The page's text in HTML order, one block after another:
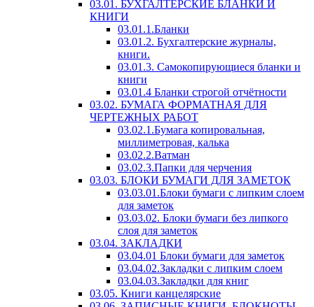
03.01. БУХГАЛТЕРСКИЕ БЛАНКИ И
КНИГИ
03.01.1.Бланки
03.01.2. Бухгалтерские журналы,
книги.
03.01.3. Самокопирующиеся бланки и
книги
03.01.4 Бланки строгой отчётности
03.02. БУМАГА ФОРМАТНАЯ ДЛЯ
ЧЕРТЕЖНЫХ РАБОТ
03.02.1.Бумага копировальная,
миллиметровая, калька
03.02.2.Ватман
03.02.3.Папки для черчения
03.03. БЛОКИ БУМАГИ ДЛЯ ЗАМЕТОК
03.03.01.Блоки бумаги с липким слоем
для заметок
03.03.02. Блоки бумаги без липкого
слоя для заметок
03.04. ЗАКЛАДКИ
03.04.01 Блоки бумаги для заметок
03.04.02.Закладки с липким слоем
03.04.03.Закладки для книг
03.05. Книги канцелярские